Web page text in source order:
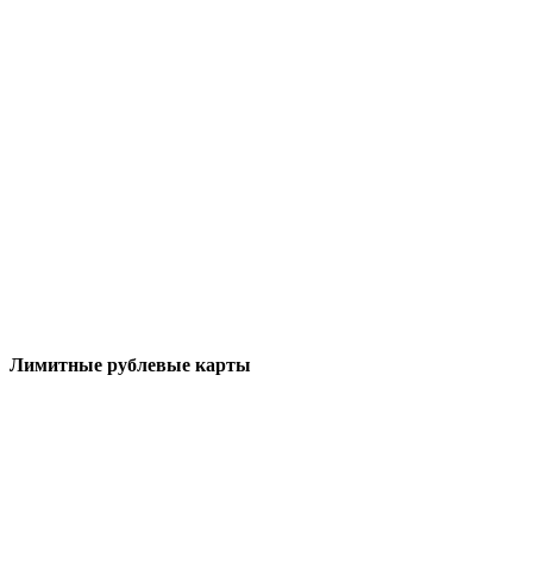
Лимитные рублевые карты